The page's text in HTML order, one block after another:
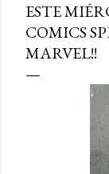
ESTE
COMICS
MARVEL!!